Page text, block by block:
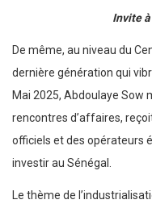
Invite
De même, au niveau du
dernière génération qui
Mai 2025, Abdoulaye Sow
rencontres d’affaires,
officiels et des opérateurs
investir au Sénégal.
Le thème de